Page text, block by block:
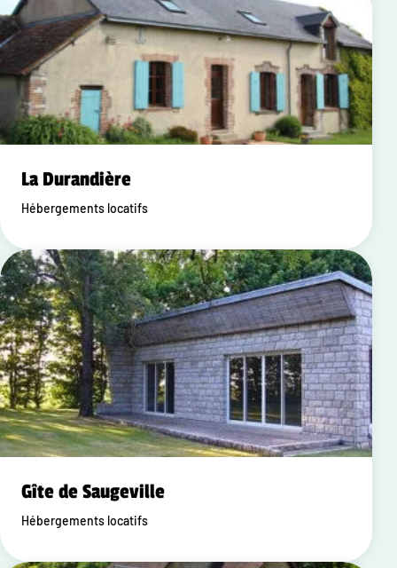
La Durandière
Hébergements locatifs
Gîte de Saugeville
Hébergements locatifs